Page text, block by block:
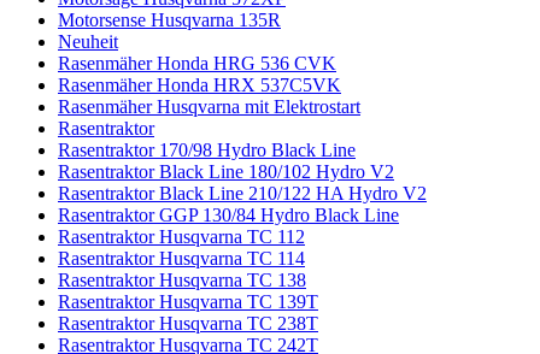
Motorsense Husqvarna 135R
Neuheit
Rasenmäher Honda HRG 536 CVK
Rasenmäher Honda HRX 537C5VK
Rasenmäher Husqvarna mit Elektrostart
Rasentraktor
Rasentraktor 170/98 Hydro Black Line
Rasentraktor Black Line 180/102 Hydro V2
Rasentraktor Black Line 210/122 HA Hydro V2
Rasentraktor GGP 130/84 Hydro Black Line
Rasentraktor Husqvarna TC 112
Rasentraktor Husqvarna TC 114
Rasentraktor Husqvarna TC 138
Rasentraktor Husqvarna TC 139T
Rasentraktor Husqvarna TC 238T
Rasentraktor Husqvarna TC 242T